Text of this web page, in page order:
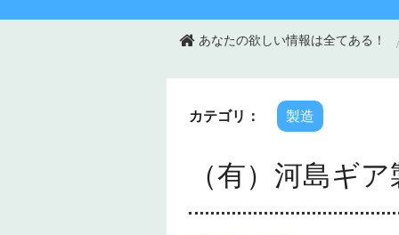
あなたの欲しい情報は全てある！
カテゴリ： 製造
（有）河島ギ